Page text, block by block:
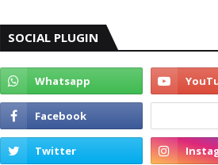
SOCIAL PLUGIN